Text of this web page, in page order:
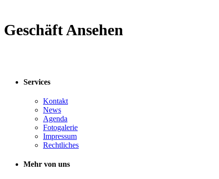
Geschäft Ansehen
Services
Kontakt
News
Agenda
Fotogalerie
Impressum
Rechtliches
Mehr von uns